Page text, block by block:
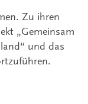
Zu ihren
„Gemeinsam
und das